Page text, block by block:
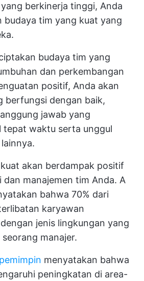
berkinerja tinggi, Anda
budaya tim yang kuat yang
budaya tim yang
dan perkembangan
positif, Anda akan
berfungsi dengan baik,
jawab yang
tepat waktu serta unggul
akan berdampak positif
manajemen tim Anda. A
bahwa 70% dari
karyawan
jenis lingkungan yang
manajer.
menyatakan bahwa
peningkatan di area-